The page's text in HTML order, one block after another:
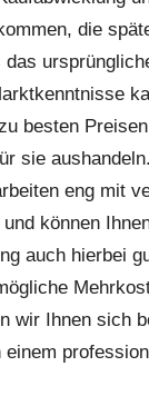
die
besten
sie
eng mit
können
auch hierbei
wir Ihnen sich